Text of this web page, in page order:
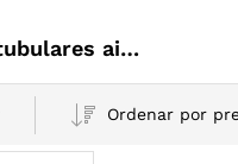
Punteras tubulares aisladas